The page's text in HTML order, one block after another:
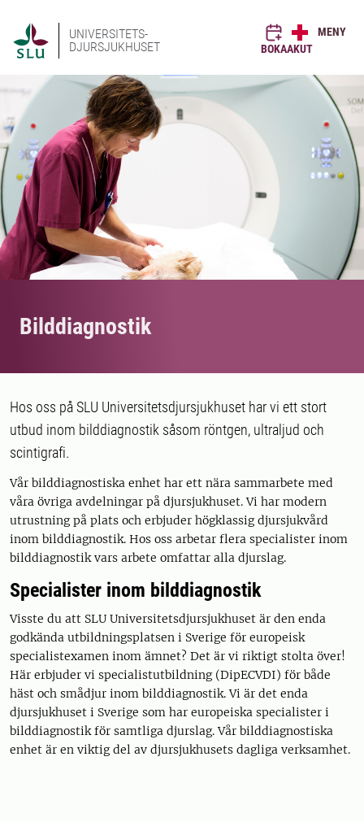
UNIVERSITETS-
DJURSJUKHUSET
BOKAAKUT
MENY
Bilddiagnostik
Hos oss på SLU Universitetsdjursjukhuset har vi ett stort
utbud inom bilddiagnostik såsom röntgen, ultraljud och
scintigrafi.
Vår bilddiagnostiska enhet har ett nära sammarbete med
våra övriga avdelningar på djursjukhuset. Vi har modern
utrustning på plats och erbjuder högklassig djursjukvård
inom bilddiagnostik. Hos oss arbetar flera specialister inom
bilddiagnostik vars arbete omfattar alla djurslag.
Specialister inom bilddiagnostik
Visste du att SLU Universitetsdjursjukhuset är den enda
godkända utbildningsplatsen i Sverige för europeisk
specialistexamen inom ämnet? Det är vi riktigt stolta över!
Här erbjuder vi specialistutbildning (DipECVDI) för både
häst och smådjur inom bilddiagnostik. Vi är det enda
djursjukhuset i Sverige som har europeiska specialister i
bilddiagnostik för samtliga djurslag. Vår bilddiagnostiska
enhet är en viktig del av djursjukhusets dagliga verksamhet.